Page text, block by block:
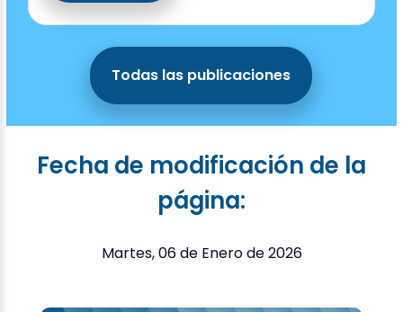
Todas las publicaciones
Fecha de modificación de la
página:
Martes, 06 de Enero de 2026